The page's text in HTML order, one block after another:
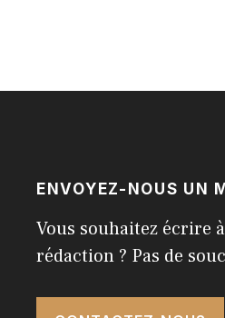
ENVOYEZ-NOUS UN
Vous souhaitez écrire
rédaction ? Pas de